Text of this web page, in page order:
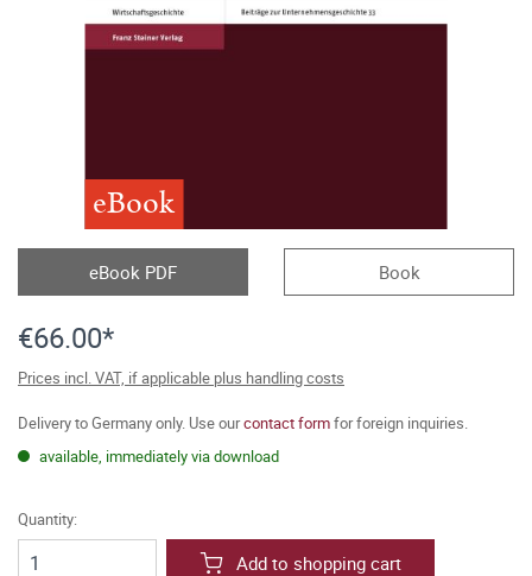
eBook
eBook PDF Book
€66.00*
Prices incl. VAT, if applicable plus handling costs
Delivery to Germany only. Use ourcontact formfor foreign inquiries.
available, immediately via download
Quantity:
Add to shopping cart